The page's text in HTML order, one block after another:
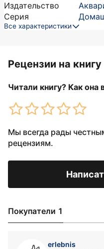
Издательство
Серия
Все характеристики
Рецензии на книгу
Читали книгу? Как она
Мы всегда рады
рецензиям.
Покупатели 1
erlebnis